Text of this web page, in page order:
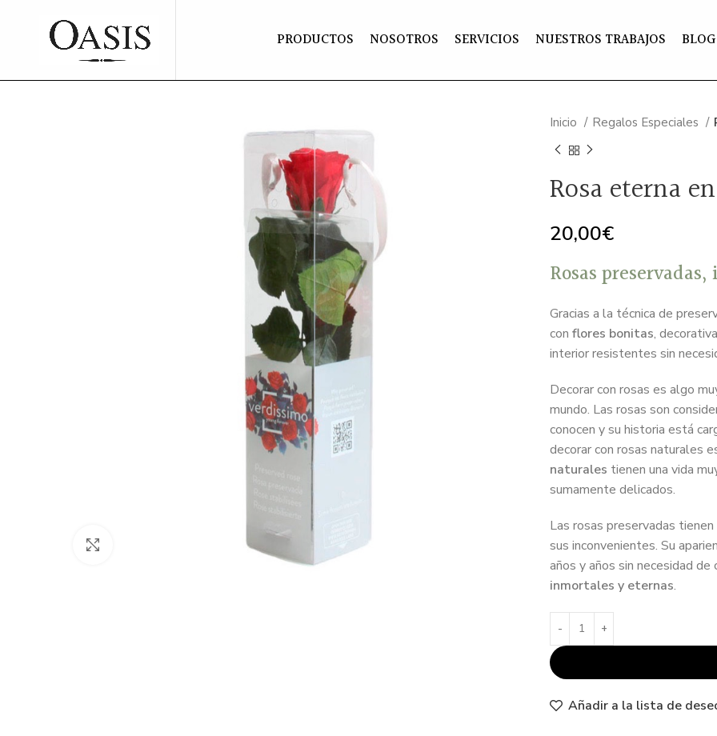
PRODUCTOS NOSOTROS SERVICIOS NUESTROS TRABAJOS BLOG
Inicio Regalos Especiales
Rosa eterna
20,00€
Rosas
Gracias a la técnica de
con flores bonitas,
interior resistentes sin
Decorar con rosas es algo
mundo. Las rosas son
conocen y su historia está
decorar con rosas naturales
naturales tienen una vida
sumamente delicados.
Las rosas preservadas
sus inconvenientes. Su
años y años sin necesidad
inmortales y eternas.
Añadir a la lista de